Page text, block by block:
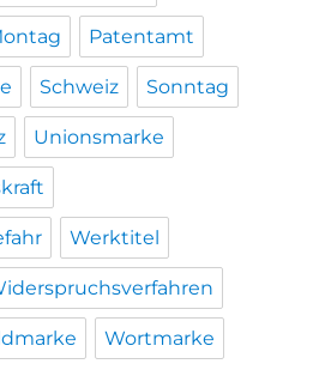
Patentamt
Schweiz Sonntag
Unionsmarke
Werktitel
Wortmarke